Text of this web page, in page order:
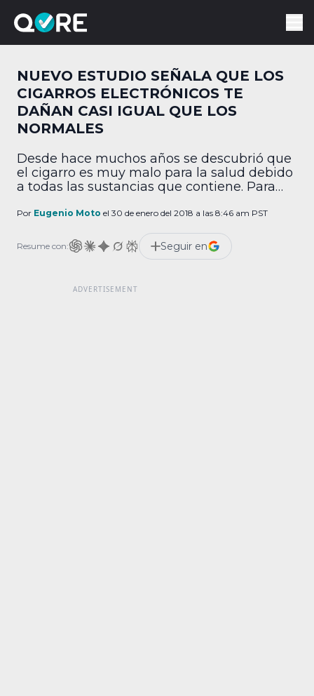
NUEVO ESTUDIO SEÑALA QUE LOS
CIGARROS ELECTRÓNICOS TE
DAÑAN CASI IGUAL QUE LOS
NORMALES
Desde hace muchos años se descubrió que
el cigarro es muy malo para la salud debido
a todas las sustancias que contiene. Para
inventaron los cigarros electrónicos y los
mucho menos nocivos. Sin embargo, un
nuevo estudio señala que,
Por Eugenio Moto el 30 de enero del 2018 a las 8:46 am PST
Resume con: Seguir en